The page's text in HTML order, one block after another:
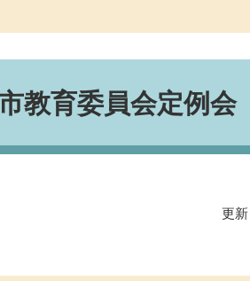
教育委員会定例会
更